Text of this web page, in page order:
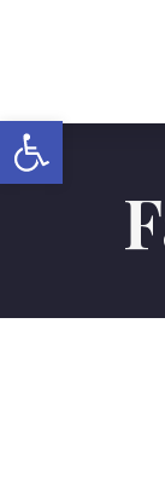
Abrir